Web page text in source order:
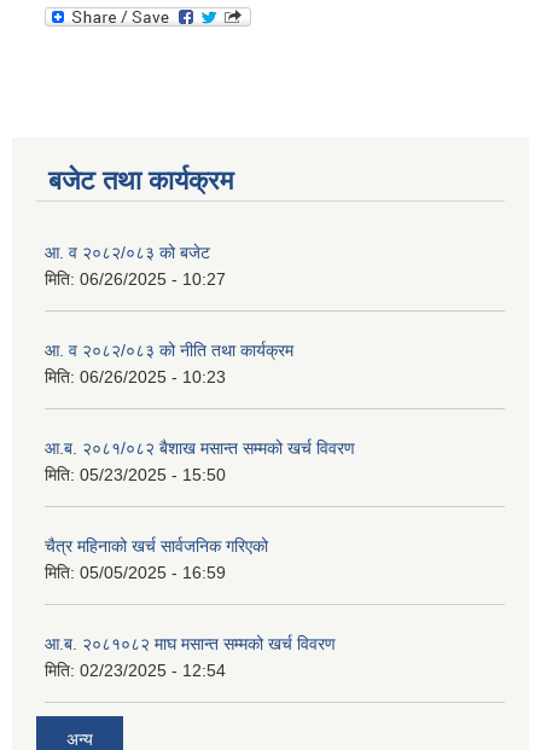
बजेट तथा कार्यक्रम
आ. व २०८२/०८३ को बजेट
मिति: 06/26/2025 - 10:27
आ. व २०८२/०८३ को नीति तथा कार्यक्रम
मिति: 06/26/2025 - 10:23
आ.ब. २०८१/०८२ बैशाख मसान्त सम्मको खर्च विवरण
मिति: 05/23/2025 - 15:50
चैत्र महिनाको खर्च सार्वजनिक गरिएको
मिति: 05/05/2025 - 16:59
आ.ब. २०८१०८२ माघ मसान्त सम्मको खर्च विवरण
मिति: 02/23/2025 - 12:54
अन्य